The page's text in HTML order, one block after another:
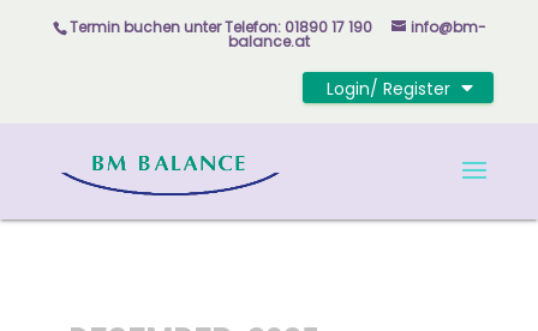
Termin buchen unterTelefon: 01890 17 190 info@bm-
balance.at
Login/ Register